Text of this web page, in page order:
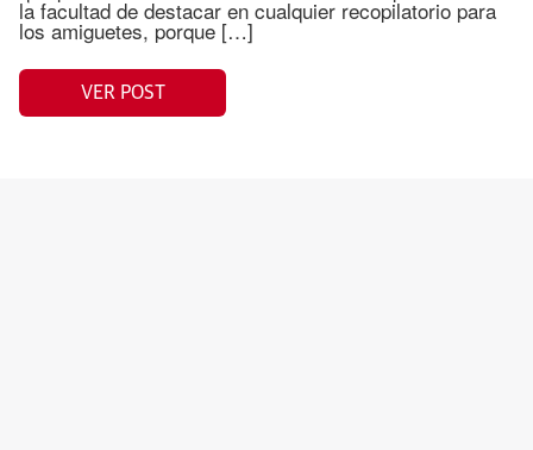
la facultad de destacar en cualquier recopilatorio para
los amiguetes, porque […]
VER POST